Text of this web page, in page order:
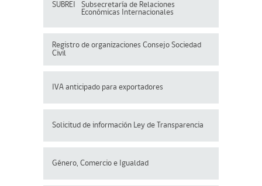
SUBREI
Subsecretaría de Relaciones
Económicas Internacionales
Registro de organizaciones Consejo Sociedad
Civil
IVA anticipado para exportadores
Solicitud de información Ley de Transparencia
Género, Comercio e Igualdad